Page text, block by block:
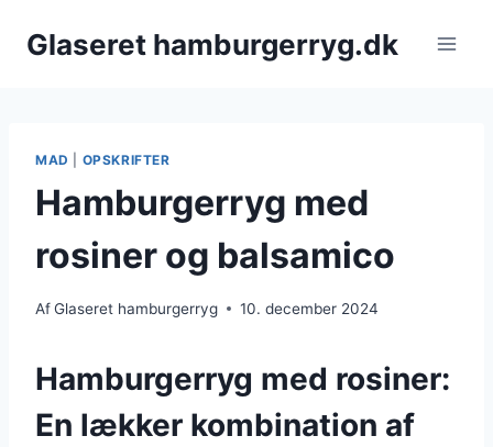
Glaseret hamburgerryg.dk
MAD OPSKRIFTER
Hamburgerryg med
rosiner og balsamico
AfGlaseret hamburgerryg 10. december 2024
Hamburgerryg med rosiner:
En lækker kombination af